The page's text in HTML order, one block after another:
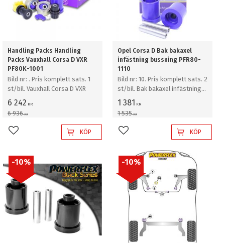
Handling Packs Handling
Packs Vauxhall Corsa D VXR
PF80K-1001
Bild nr: . Pris komplett sats. 1
st/bil. Vauxhall Corsa D VXR
6 242 KR
6 936KR
Lägg till i favoriterKÖP
Opel Corsa D Bak bakaxel
infästning bussning PFR80-
1110
Bild nr: 10. Pris komplett sats. 2
st/bil. Bak bakaxel infästning
bussning
1 381 KR
1 535KR
Lägg till i favoriterKÖP
10% 10%